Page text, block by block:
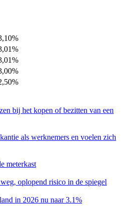
bij het kopen of bezitten van een
als werknemers en voelen zich
meterkast
oplopend risico in de spiegel
in 2026 nu naar 3.1%